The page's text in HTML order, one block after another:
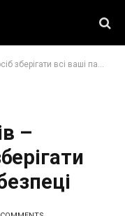
всі ваші паролі в безпеці
–